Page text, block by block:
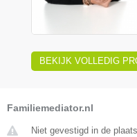
BEKIJK VOLLEDIG
Familiemediator.nl
Niet gevestigd in de